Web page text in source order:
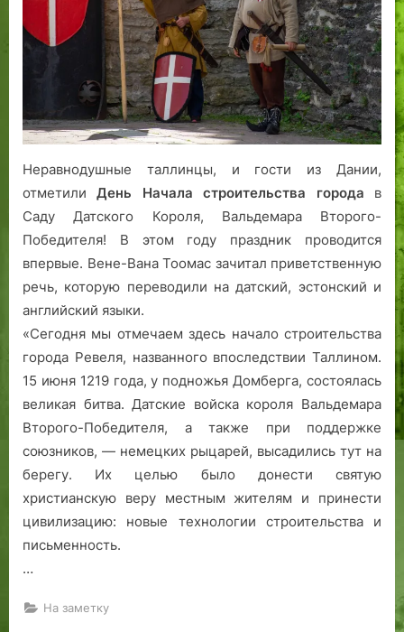
строительства
города
Ревеля
Неравнодушные таллинцы, и гости из Дании,
отметилиДень Начала строительства города в
Саду Датского Короля, Вальдемара Второго-
Победителя! В этом году праздник проводится
впервые. Вене-Вана Тоомас зачитал приветственную
речь, которую переводили на датский, эстонский и
английский языки.
«Сегодня мы отмечаем здесь начало строительства
города Ревеля, названного впоследствии Таллином.
15 июня 1219 года, у подножья Домберга, состоялась
великая битва. Датские войска короля Вальдемара
Второго-Победителя, а также при поддержке
союзников, — немецких рыцарей, высадились тут на
берегу. Их целью было донести святую
христианскую веру местным жителям и принести
цивилизацию: новые технологии строительства и
письменность.
…
На заметку